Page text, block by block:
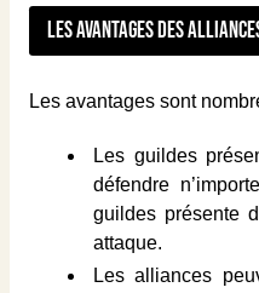
Les avantages des
Les avantages sont
Les guildes
défendre
guildes présente
attaque.
Les alliances